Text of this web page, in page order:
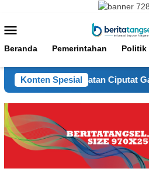
konten
Mobile
Beranda Pemerintahan Politik
Konten Spesial
Kecamatan Ciputat Gabungan